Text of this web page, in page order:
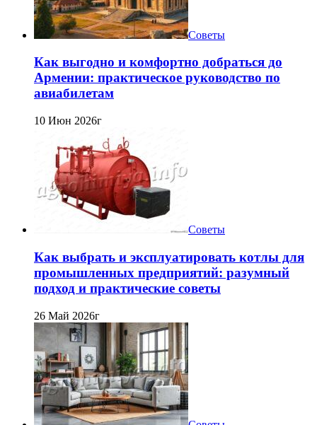
Советы
Как выгодно и комфортно добраться до
Армении: практическое руководство по
авиабилетам
10 Июн 2026г
Советы
Как выбрать и эксплуатировать котлы для
промышленных предприятий: разумный
подход и практические советы
26 Май 2026г